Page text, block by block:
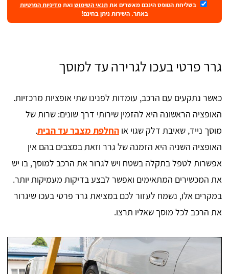
בשליחת הטופס הינכם מאשרים אתתנאי השימושואתמדיניות הפרטיות
באתר. השירות ניתן בחינם!
גרר פרטי בעכו לגרירה עד למוסך
כאשר נתקעים עם הרכב, עומדות לפנינו שתי אופציות מרכזיות.
האופציה הראשונה היא להזמין שירותי דרך שונים: שרות של
מוסך נייד, שאיבת דלק שגוי או החלפת מצבר עד הבית.
האופציה השניה היא הזמנה של גרר וזאת במצבים בהם אין
אפשרות לטפל בתקלה בשטח ויש לגרור את הרכב למוסך, בו יש
את המכשירים המתאימים ואפשר לבצע בדיקות מעמיקות יותר.
במקרים אלו, נשמח לעזור לכם במציאת גרר פרטי בעכו שיגרור
את הרכב לכל מוסך שאליו תרצו.